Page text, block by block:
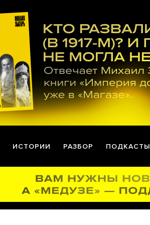
ИСТОРИИ РАЗБОР ПОДКАСТЫ